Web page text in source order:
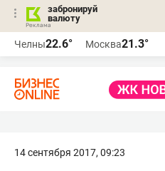
забронируй
валюту
Челны22.6° Москва21.3°
14 сентября 2017, 09:23